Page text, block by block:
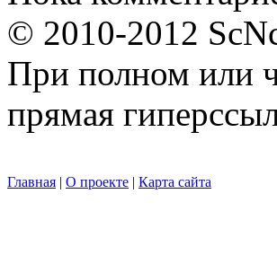
© 2010-2012
При полном или
прямая
Главная | О проекте | Карта сайта